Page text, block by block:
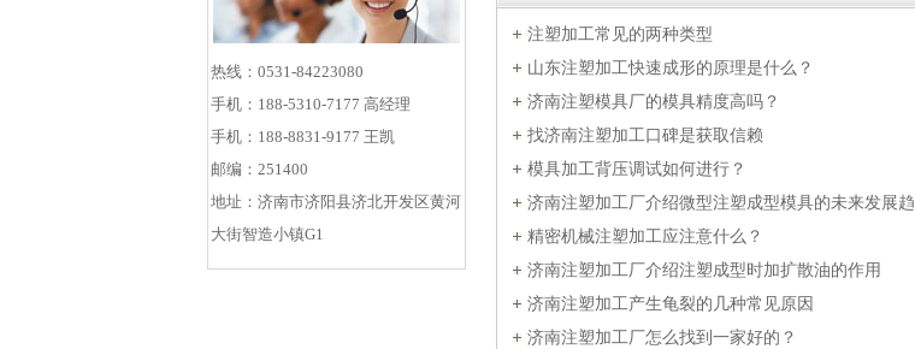
热线：0531-84223080
手机：188-5310-7177 高经理
手机：188-8831-9177 王凯
邮编：251400
地址：济南市济阳县济北开发区黄河
大街智造小镇G1
注塑加工常见的两种类型
山东注塑加工快速成形的原理是什么？
济南注塑模具厂的模具精度高吗？
找济南注塑加工口碑是获取信赖
模具加工背压调试如何进行？
济南注塑加工厂介绍微型注塑成型模具的未来发展趋
势精密机械注塑加工应注意什么？
济南注塑加工厂介绍注塑成型时加扩散油的作用
济南注塑加工产生龟裂的几种常见原因
济南注塑加工厂怎么找到一家好的？